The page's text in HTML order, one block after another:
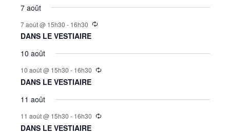
7 août
7 août @ 15h30 - 16h30
DANS LE VESTIAIRE
10 août
10 août @ 15h30 - 16h30
DANS LE VESTIAIRE
11 août
11 août @ 15h30 - 16h30
DANS LE VESTIAIRE